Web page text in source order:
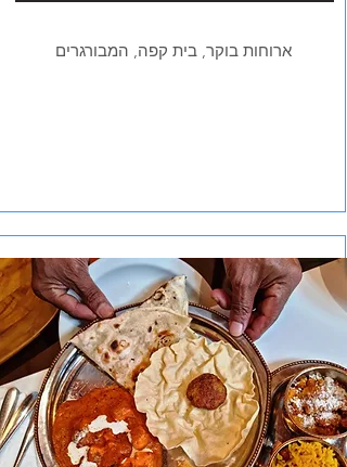
ארוחות בוקר, בית קפה, המבורגרים